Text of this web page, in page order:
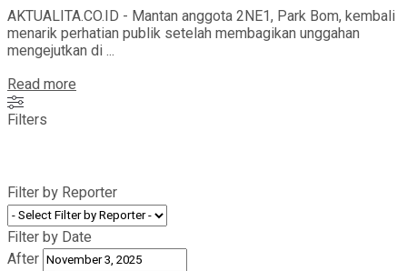
AKTUALITA.CO.ID - Mantan anggota 2NE1, Park Bom, kembali
menarik perhatian publik setelah membagikan unggahan
mengejutkan di ...
Read more
Filters
Filter by Reporter
Filter by Date
After